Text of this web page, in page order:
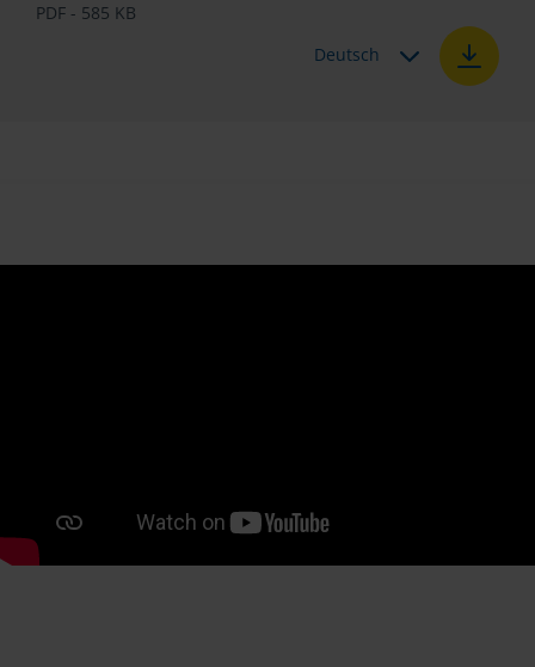
PDF - 585 KB
Deutsch